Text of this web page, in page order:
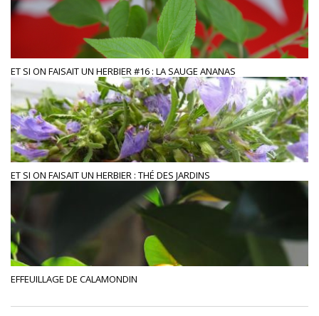
ET SI ON FAISAIT UN HERBIER #16 : LA SAUGE ANANAS
ET SI ON FAISAIT UN HERBIER : THÉ DES JARDINS
EFFEUILLAGE DE CALAMONDIN